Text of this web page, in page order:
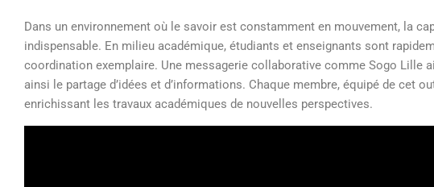
Dans un environnement où le savoir est constamment en mouvement, la
indispensable. En milieu académique, étudiants et enseignants sont
coordination exemplaire. Une messagerie collaborative comme Sogo Lille
ainsi le partage d’idées et d’informations. Chaque membre, équipé de cet
enrichissant les travaux académiques de nouvelles perspectives.